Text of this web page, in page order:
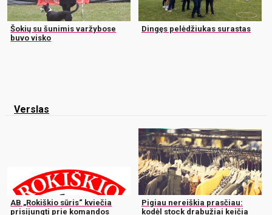
Šokių su šunimis varžybose
buvo visko
Dingęs pelėdžiukas surastas
Verslas
AB „Rokiškio sūris“ kviečia
prisijungti prie komandos
Pigiau nereiškia prasčiau:
kodėl stock drabužiai keičia